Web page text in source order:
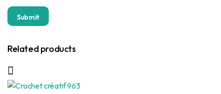
Related products